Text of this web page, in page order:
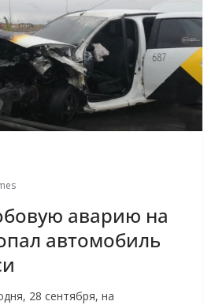
аварию на
автомобиль
28 сентября, на